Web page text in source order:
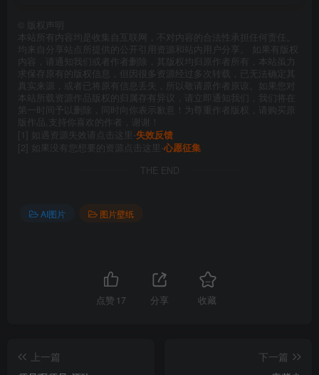
版权声明
本站所有内容均是收集自互联网，不对内容的合法性承担任何责任。
均来自分享站点所提供的公开引用资源和站内用户分享。 如果有版权
内容，请通知我们或者作者删除，其版权均归原作者所有，本站虽力
求保存原有的版权信息，但因很多资源经过多次转载，已无法确定其
真实来源，或者已将原有信息丢失，所以敬请原作者原谅。如果您对
本站所载资源作品版权的归属存有异议，请立即通知我们，我们将在
第一时间予以删除，同时向你表示歉意！为尊重作者版权，请购买原
版作品,支持你喜欢的作者，谢谢！
[1] 如遇资源失效请点击这里-失效反馈
[2] 如果没有您想要的资源点击这里-心愿征集
THE END
AI图片 图片壁纸
点赞 17 分享 收藏
上一篇
下一篇